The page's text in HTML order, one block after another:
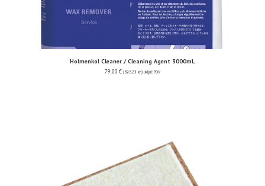
Holmenkol Cleaner / Cleaning Agent 3000mL
79.00 € (595.23 kn) uključ. PDV